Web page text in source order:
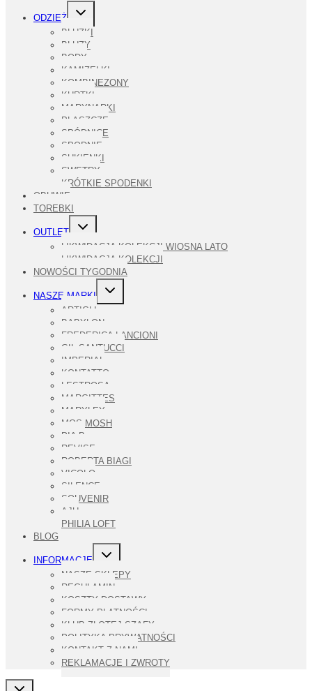
ODZIEŻ
PRZEŁĄCZ
PODRZĘDNE
BLUZKI
BLUZY
BODY
KAMIZELKI
KOMBINEZONY
KURTKI
MARYNARKI
PŁASZCZE
SPÓDNICE
SPODNIE
SUKIENKI
SWETRY
KRÓTKIE SPODENKI
OBUWIE
TOREBKI
OUTLET
PRZEŁĄCZ
MENU
PODRZĘDNE
LIKWIDACJA KOLEKCJI WIOSNA LATO
LIKWIDACJA KOLEKCJI
NOWOŚCI TYGODNIA
NASZE MARKI
PRZEŁĄCZ
ARTIGLI
BABYLON
FREDERICA LANCIONI
GIL SANTUCCI
IMPERIAL
KONTATTO
LESTROSA
MARGITTES
MARYLEY
MOS MOSH
PIA B
REVISE
ROBERTA BIAGI
VICOLO
SILENCE
SOUVENIR
AJU
PHILIA LOFT
BLOG
INFORMACJE
PRZEŁĄCZ
MENU
PODRZĘDNE
NASZE SKLEPY
REGULAMIN
KOSZTY DOSTAWY
FORMY PŁATNOŚCI
KLUB ZŁOTEJ SZAFY
POLITYKA PRYWATNOŚCI
KONTAKT Z NAMI
REKLAMACJE I ZWROTY